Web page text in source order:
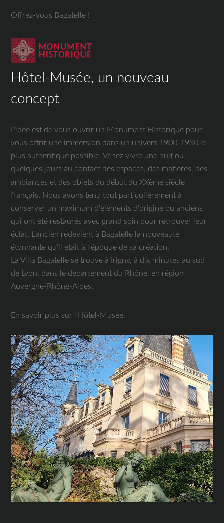
Offrez-vous Bagatelle !
Hôtel-Musée, un nouveau
concept
L'idée est de vous ouvrir un Monument Historique pour
vous offrir une immersion dans un univers 1900-1930 le
plus authentique possible. Venez vivre une nuit ou
quelques jours au contact des espaces, des matières, des
ambiances et des objets du début du XXème siècle
français. Nous avons tenu tout particulièrement à
conserver un maximum d'éléments d'origine ou anciens
qui ont été restaurés avec grand soin pour retrouver leur
éclat. L’ancien redevient à Bagatelle la nouveauté
étonnante qu'il était à l'époque de sa création.
La Villa Bagatelle se trouve à Irigny, à dix minutes au sud
de Lyon, dans le département du Rhône, en région
Auvergne-Rhône-Alpes.
En savoir plus sur l'Hôtel-Musée.